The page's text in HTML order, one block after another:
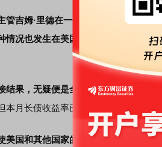
管吉姆·里德在一份客户报告中表示：“
况也发生在美国，毫无疑问，风险资
果，无疑便是全球长债收益率走高。
月长债收益率已大幅上升。
美国和其他国家的利率趋近，但借贷成
财富证券陈果：A股再平衡的
债券知